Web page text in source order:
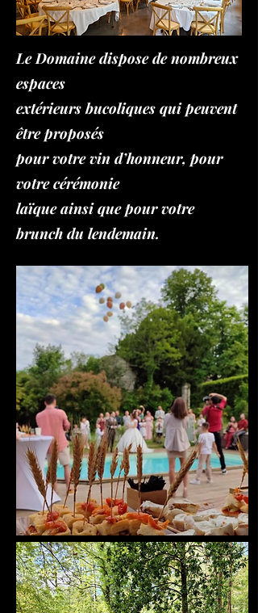
Le Domaine dispose de nombreux
espaces
extérieurs bucoliques qui peuvent
être proposés
pour votre vin d’honneur, pour
votre cérémonie
laïque ainsi que pour votre
brunch du lendemain.